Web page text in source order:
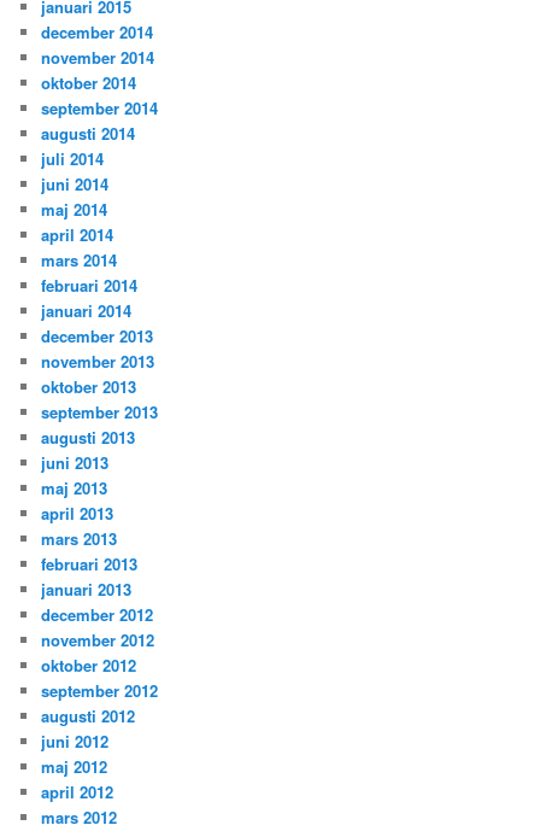
januari 2015
december 2014
november 2014
oktober 2014
september 2014
augusti 2014
juli 2014
juni 2014
maj 2014
april 2014
mars 2014
februari 2014
januari 2014
december 2013
november 2013
oktober 2013
september 2013
augusti 2013
juni 2013
maj 2013
april 2013
mars 2013
februari 2013
januari 2013
december 2012
november 2012
oktober 2012
september 2012
augusti 2012
juni 2012
maj 2012
april 2012
mars 2012